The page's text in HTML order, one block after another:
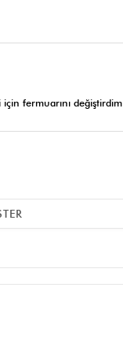
için fermuarını değiştirdim